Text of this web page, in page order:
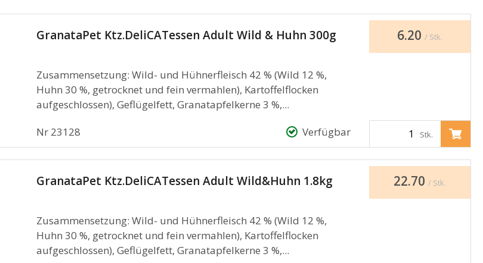
6.20 / Stk.
GranataPet Ktz.DeliCATessen Adult Wild & Huhn 300g
Zusammensetzung: Wild- und Hühnerfleisch 42 % (Wild 12 %,
Huhn 30 %, getrocknet und fein vermahlen), Kartoffelflocken
aufgeschlossen), Geflügelfett, Granatapfelkerne 3 %,...
Nr 23128 Verfügbar Stk.
22.70 / Stk.
GranataPet Ktz.DeliCATessen Adult Wild&Huhn 1.8kg
Zusammensetzung: Wild- und Hühnerfleisch 42 % (Wild 12 %,
Huhn 30 %, getrocknet und fein vermahlen), Kartoffelflocken
aufgeschlossen), Geflügelfett, Granatapfelkerne 3 %,...